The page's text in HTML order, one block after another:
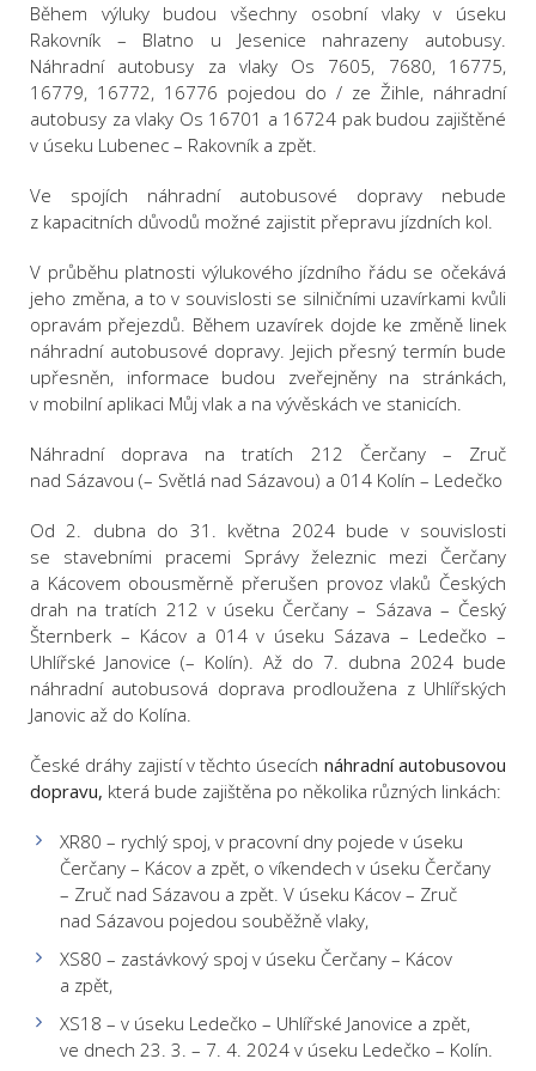
Během výluky budou všechny osobní vlaky v úseku
Rakovník – Blatno u Jesenice nahrazeny autobusy.
Náhradní autobusy za vlaky Os 7605, 7680, 16775,
16779, 16772, 16776 pojedou do / ze Žihle, náhradní
autobusy za vlaky Os 16701 a 16724 pak budou zajištěné
v úseku Lubenec – Rakovník a zpět.
Ve spojích náhradní autobusové dopravy nebude
z kapacitních důvodů možné zajistit přepravu jízdních kol.
V průběhu platnosti výlukového jízdního řádu se očekává
jeho změna, a to v souvislosti se silničními uzavírkami kvůli
opravám přejezdů. Během uzavírek dojde ke změně linek
náhradní autobusové dopravy. Jejich přesný termín bude
upřesněn, informace budou zveřejněny na stránkách,
v mobilní aplikaci Můj vlak a na vývěskách ve stanicích.
Náhradní doprava na tratích 212 Čerčany – Zruč
nad Sázavou (– Světlá nad Sázavou) a 014 Kolín – Ledečko
Od 2. dubna do 31. května 2024 bude v souvislosti
se stavebními pracemi Správy železnic mezi Čerčany
a Kácovem obousměrně přerušen provoz vlaků Českých
drah na tratích 212 v úseku Čerčany – Sázava – Český
Šternberk – Kácov a 014 v úseku Sázava – Ledečko –
Uhlířské Janovice (– Kolín). Až do 7. dubna 2024 bude
náhradní autobusová doprava prodloužena z Uhlířských
Janovic až do Kolína.
České dráhy zajistí v těchto úsecích náhradní autobusovou
dopravu, která bude zajištěna po několika různých linkách:
XR80 – rychlý spoj, v pracovní dny pojede v úseku
Čerčany – Kácov a zpět, o víkendech v úseku Čerčany
– Zruč nad Sázavou a zpět. V úseku Kácov – Zruč
nad Sázavou pojedou souběžně vlaky,
XS80 – zastávkový spoj v úseku Čerčany – Kácov
a zpět,
XS18 – v úseku Ledečko – Uhlířské Janovice a zpět,
ve dnech 23. 3. – 7. 4. 2024 v úseku Ledečko – Kolín.